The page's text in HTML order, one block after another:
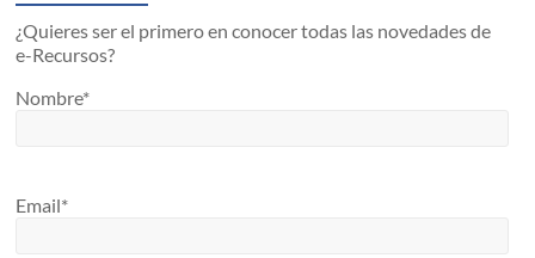
¿Quieres ser el primero en conocer todas las novedades de
e-Recursos?
Nombre*
Email*